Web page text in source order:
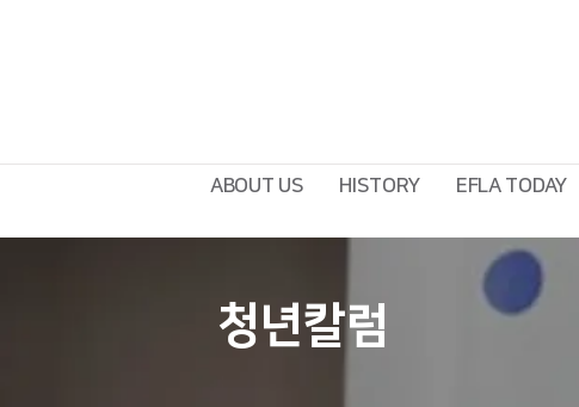
ABOUT US HISTORY EFLA TODAY
청년칼럼